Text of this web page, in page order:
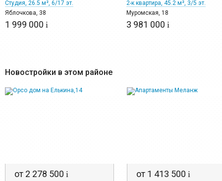
Студия, 26.5 м², 6/17 эт.
Яблочкова, 38
1 999 000 i
2-к квартира, 45.2 м², 3/5 эт.
Муромская, 18
3 981 000 i
Новостройки в этом районе
от 2 278 500 i от 1 413 500 i